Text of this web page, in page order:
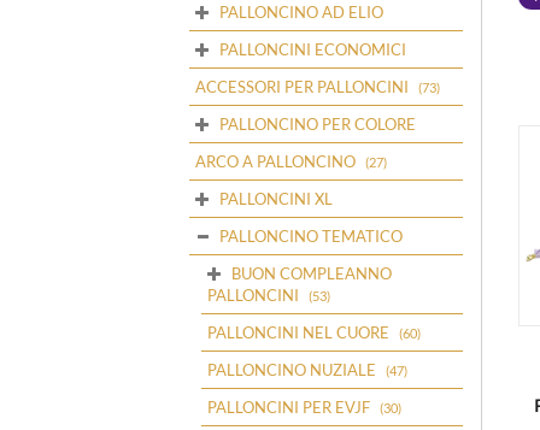
PALLONCINO AD ELIO
PALLONCINI ECONOMICI
ACCESSORI PER PALLONCINI
(73)
PALLONCINO PER COLORE
ARCO A PALLONCINO
(27)
PALLONCINI XL
PALLONCINO TEMATICO
BUON COMPLEANNO
PALLONCINI
(53)
PALLONCINI NEL CUORE (60)
PALLONCINO NUZIALE (47)
PALLONCINI PER EVJF (30)